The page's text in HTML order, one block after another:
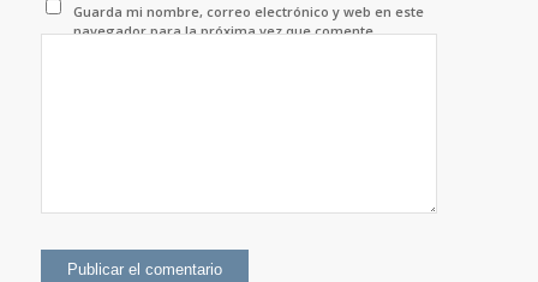
Guarda mi nombre, correo electrónico y web en este
navegador para la próxima vez que comente.